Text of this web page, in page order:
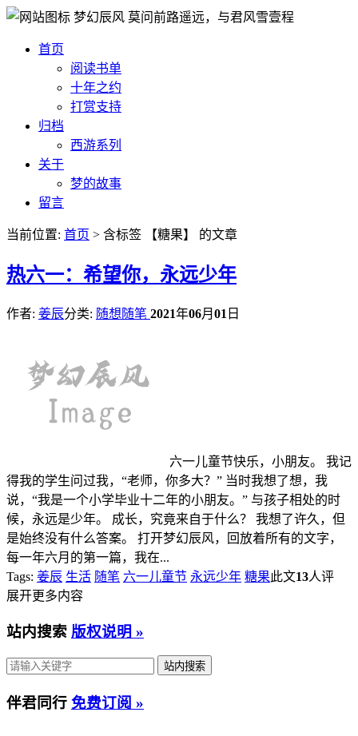
梦幻辰风 莫问前路遥远，与君风雪壹程
首页
阅读书单
十年之约
打赏支持
归档
西游系列
关于
梦的故事
留言
当前位置: 首页 > 含标签 【糖果】 的文章
热六一：希望你，永远少年
作者: 姜辰分类: 随想随笔 2021年06月 01 日
六一儿童节快乐，小朋友。 我记
得我的学生问过我，“老师，你多大？” 当时我想了想，我
说，“我是一个小学毕业十二年的小朋友。” 与孩子相处的时
候，永远是少年。 成长，究竟来自于什么？ 我想了许久，但
是始终没有什么答案。 打开梦幻辰风，回放着所有的文字，
每一年六月的第一篇，我在...
Tags: 姜辰 生活 随笔 六一儿童节 永远少年 糖果此文13人评
展开更多内容
站内搜索 版权说明 »
伴君同行 免费订阅 »